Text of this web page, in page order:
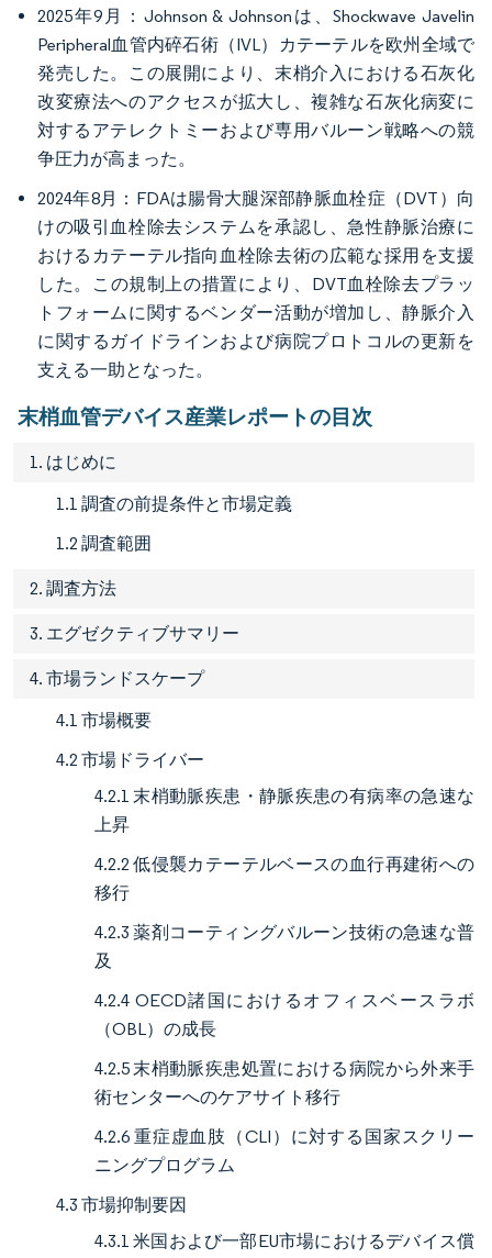
2025年9月：Johnson & Johnsonは、Shockwave Javelin
Peripheral血管内碎石術（IVL）カテーテルを欧州全域で
発売した。この展開により、末梢介入における石灰化
改変療法へのアクセスが拡大し、複雑な石灰化病変に
対するアテレクトミーおよび専用バルーン戦略への競
争圧力が高まった。
2024年8月：FDAは腸骨大腿深部静脈血栓症（DVT）向
けの吸引血栓除去システムを承認し、急性静脈治療に
おけるカテーテル指向血栓除去術の広範な採用を支援
した。この規制上の措置により、DVT血栓除去プラッ
トフォームに関するベンダー活動が増加し、静脈介入
に関するガイドラインおよび病院プロトコルの更新を
支える一助となった。
末梢血管デバイス産業レポートの目次
1. はじめに
1.1 調査の前提条件と市場定義
1.2 調査範囲
2. 調査方法
3. エグゼクティブサマリー
4. 市場ランドスケープ
4.1 市場概要
4.2 市場ドライバー
4.2.1 末梢動脈疾患・静脈疾患の有病率の急速な
上昇
4.2.2 低侵襲カテーテルベースの血行再建術への
移行
4.2.3 薬剤コーティングバルーン技術の急速な普
及
4.2.4 OECD諸国におけるオフィスベースラボ
（OBL）の成長
4.2.5 末梢動脈疾患処置における病院から外来手
術センターへのケアサイト移行
4.2.6 重症虚血肢（CLI）に対する国家スクリー
ニングプログラム
4.3 市場抑制要因
4.3.1 米国および一部EU市場におけるデバイス償